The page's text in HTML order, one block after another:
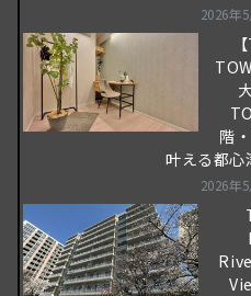
2026年
階
叶える都心
2026年